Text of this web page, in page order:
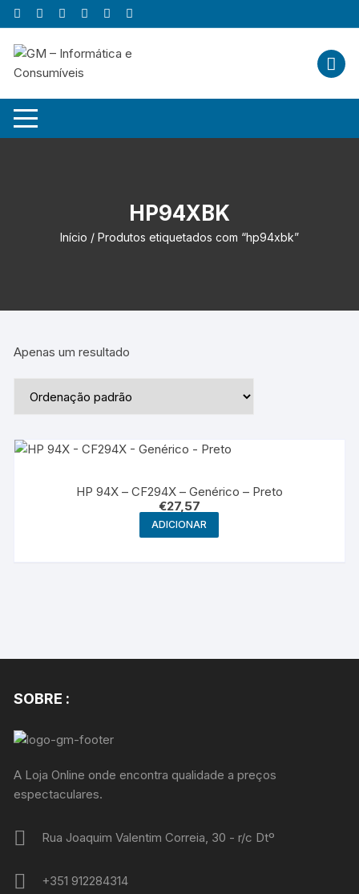
Skip
to
content
HP94XBK
Início / Produtos etiquetados com “hp94xbk”
Apenas um resultado
HP 94X – CF294X – Genérico – Preto
€27,57
ADICIONAR
SOBRE :
A Loja Online onde encontra qualidade a preços
espectaculares.
Rua Joaquim Valentim Correia, 30 - r/c Dtº
+351 912284314